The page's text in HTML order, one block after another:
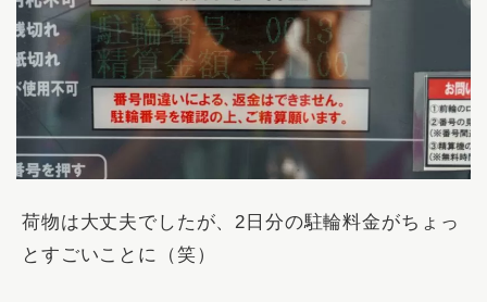
荷物は大丈夫でしたが、2日分の駐輪料金がちょっ
とすごいことに（笑）